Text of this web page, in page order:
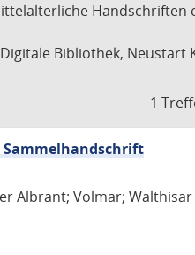
Handschriften
Bibliothek, Neustart
1
Sammelhandschrift
Albrant; Volmar;